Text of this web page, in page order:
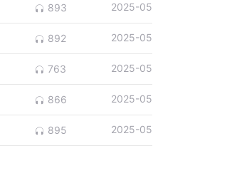
893 2025-05
892 2025-05
763 2025-05
866 2025-05
895 2025-05